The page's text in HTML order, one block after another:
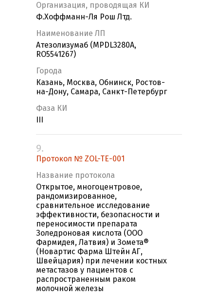
Организация, проводящая КИ
Ф.Хоффманн-Ля Рош Лтд.
Наименование ЛП
Атезолизумаб (MPDL3280A,
RO5541267)
Города
Казань, Москва, Обнинск, Ростов-
на-Дону, Самара, Санкт-Петербург
Фаза КИ
9.
Протокол № ZOL-TE-001
Название протокола
Открытое, многоцентровое,
рандомизированное,
сравнительное исследование
эффективности, безопасности и
переносимости препарата
Золедроновая кислота (ООО
Фармидея, Латвия) и Зомета®
(Новартис Фарма Штейн АГ,
Швейцария) при лечении костных
метастазов у пациентов с
распространенным раком
молочной железы